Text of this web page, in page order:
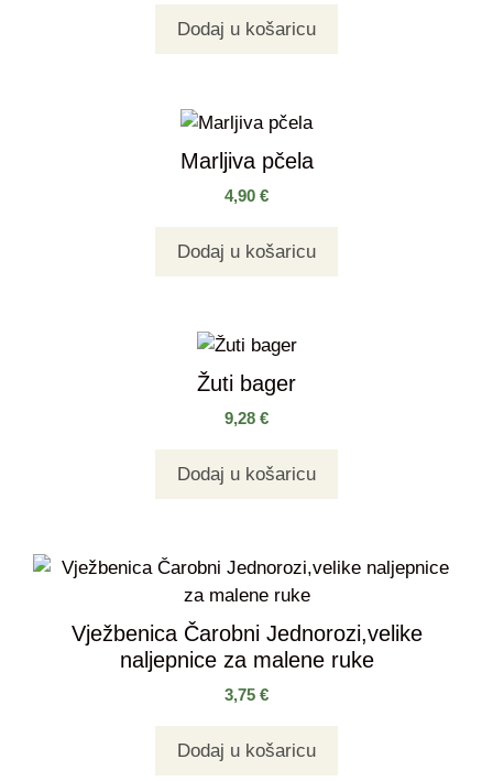
Dodaj u košaricu
Marljiva pčela
4,90 €
Dodaj u košaricu
Žuti bager
9,28 €
Dodaj u košaricu
Vježbenica Čarobni Jednorozi,velike
naljepnice za malene ruke
3,75 €
Dodaj u košaricu